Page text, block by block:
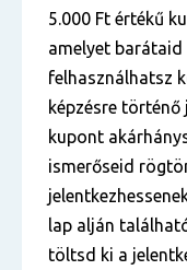
5.000 Ft értékű
amelyet barátaid
felhasználhatsz
képzésre történő
kupont
ismerőseid
lap alján
töltsd ki a